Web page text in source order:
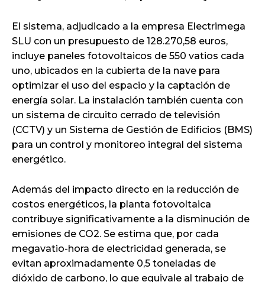
El sistema, adjudicado a la empresa Electrimega
SLU con un presupuesto de 128.270,58 euros,
incluye paneles fotovoltaicos de 550 vatios cada
uno, ubicados en la cubierta de la nave para
optimizar el uso del espacio y la captación de
energía solar. La instalación también cuenta con
un sistema de circuito cerrado de televisión
(CCTV) y un Sistema de Gestión de Edificios (BMS)
para un control y monitoreo integral del sistema
energético.
Además del impacto directo en la reducción de
costos energéticos, la planta fotovoltaica
contribuye significativamente a la disminución de
emisiones de CO2. Se estima que, por cada
megavatio-hora de electricidad generada, se
evitan aproximadamente 0,5 toneladas de
dióxido de carbono, lo que equivale al trabajo de